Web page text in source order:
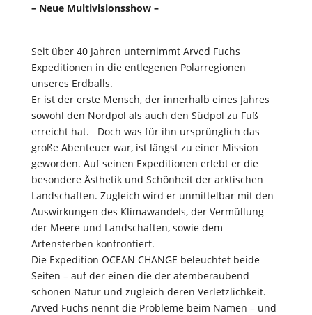
– Neue Multivisionsshow –
Seit über 40 Jahren unternimmt Arved Fuchs
Expeditionen in die entlegenen Polarregionen
unseres Erdballs.
Er ist der erste Mensch, der innerhalb eines Jahres
sowohl den Nordpol als auch den Südpol zu Fuß
erreicht hat. Doch was für ihn ursprünglich das
große Abenteuer war, ist längst zu einer Mission
geworden. Auf seinen Expeditionen erlebt er die
besondere Ästhetik und Schönheit der arktischen
Landschaften. Zugleich wird er unmittelbar mit den
Auswirkungen des Klimawandels, der Vermüllung
der Meere und Landschaften, sowie dem
Artensterben konfrontiert.
Die Expedition OCEAN CHANGE beleuchtet beide
Seiten – auf der einen die der atemberaubend
schönen Natur und zugleich deren Verletzlichkeit.
Arved Fuchs nennt die Probleme beim Namen – und